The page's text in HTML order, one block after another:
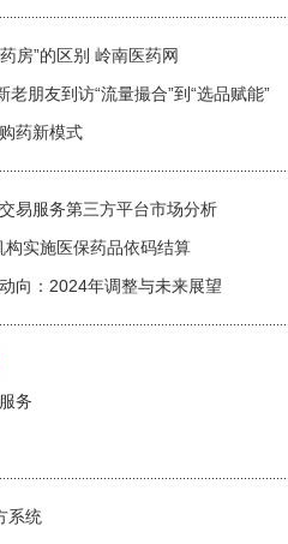
房”的区别 岭南医药网
朋友到访“流量撮合”到“选品赋能”
药新模式
易服务第三方平台市场分析
实施医保药品依码结算
向：2024年调整与未来展望
务
系统